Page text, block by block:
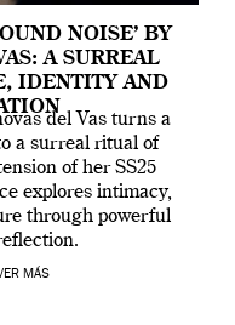
NOISE’ BY
A SURREAL
IDENTITY AND
del Vas turns a
a surreal ritual of
of her SS25
explores intimacy,
through powerful
MÁS